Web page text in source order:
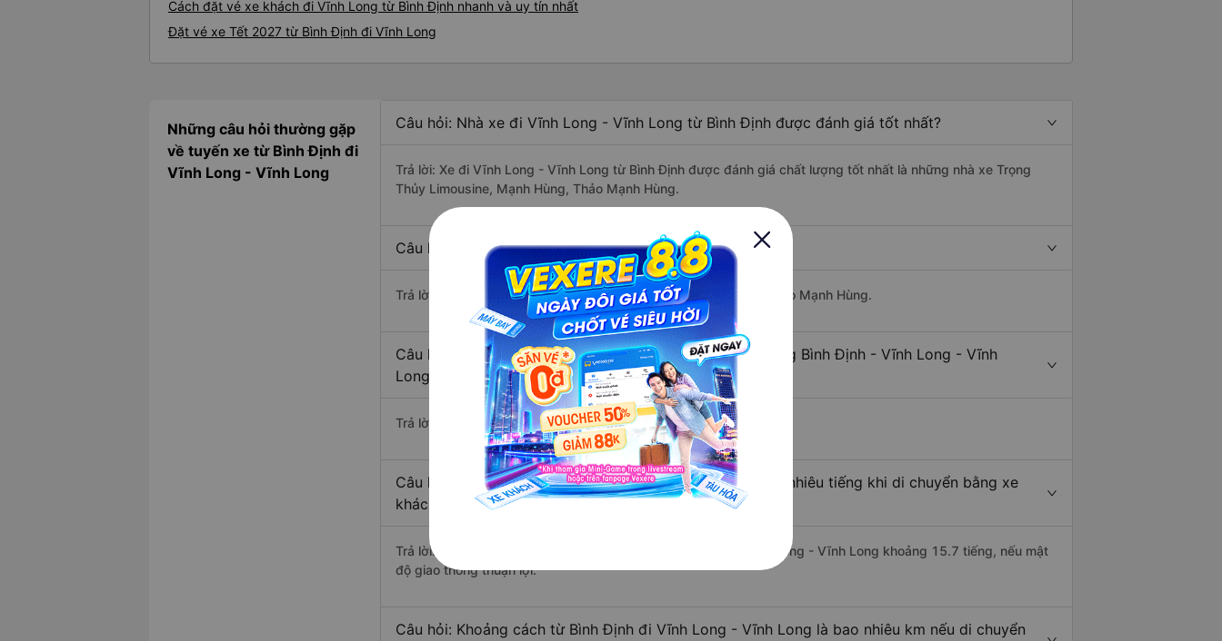
Cách đặt vé xe khách đi Vĩnh Long từ Bình Định nhanh và uy tín nhất
Đặt vé xe Tết 2027 từ Bình Định đi Vĩnh Long
Những câu hỏi thường gặp
về tuyến xe từ Bình Định đi
Vĩnh Long - Vĩnh Long
Câu hỏi: Nhà xe đi Vĩnh Long - Vĩnh Long từ Bình Định được đánh giá tốt nhất?
Trả lời: Xe đi Vĩnh Long - Vĩnh Long từ Bình Định được đánh giá chất lượng tốt nhất là những nhà xe Trọng
Thủy Limousine, Mạnh Hùng, Thảo Mạnh Hùng.
Câu hỏi: Xe nào đi Vĩnh Long - Vĩnh Long có giá rẻ nhất?
Trả lời: Vé xe rẻ nhất có mức giá là 660.000 đồng của nhà xe Thảo Mạnh Hùng.
Câu hỏi: Có bao nhiêu nhà xe đang khai thác tuyến đường Bình Định - Vĩnh Long - Vĩnh
Long ?
Trả lời: Hiện tại có 4 nhà xe khai thác tuyến đường.
Câu hỏi: Từ Bình Định đi Vĩnh Long - Vĩnh Long mất bao nhiêu tiếng khi di chuyển bằng xe
khách?
Trả lời: Thời gian di chuyển bằng xe khách từ Bình Định đi Vĩnh Long - Vĩnh Long khoảng 15.7 tiếng, nếu mật
độ giao thông thuận lợi.
Câu hỏi: Khoảng cách từ Bình Định đi Vĩnh Long - Vĩnh Long là bao nhiêu km nếu di chuyển